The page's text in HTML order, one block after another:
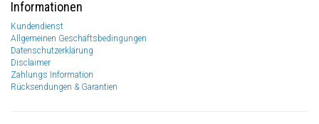
Informationen
Kundendienst
Allgemeinen Geschäftsbedingungen
Datenschutzerklärung
Disclaimer
Zahlungs Information
Rücksendungen & Garantien